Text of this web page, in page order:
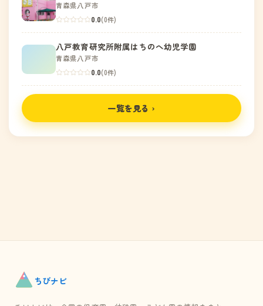
青森県八戸市
0.0(0件)
八戸教育研究所附属はちのへ幼児学園
青森県八戸市
0.0(0件)
一覧を見る ›
ちびナビ